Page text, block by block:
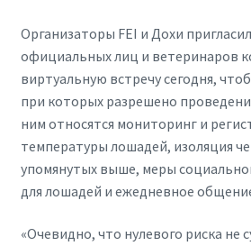
Организаторы FEI и Дохи
официальных лиц и ветеринаров
виртуальную встречу сегодня,
при которых разрешено
ним относятся мониторинг и
температуры лошадей, изоляция
упомянутых выше, меры
для лошадей и ежедневное
«Очевидно, что нулевого риска не